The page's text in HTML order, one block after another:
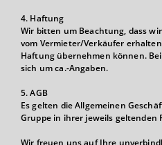
4. Haftung
Wir bitten um Beachtung, dass
vom Vermieter/Verkäufer
Haftung übernehmen können.
sich um ca.-Angaben.
5. AGB
Es gelten die Allgemeinen
Gruppe in ihrer jeweils geltenden
Wir freuen uns auf Ihre